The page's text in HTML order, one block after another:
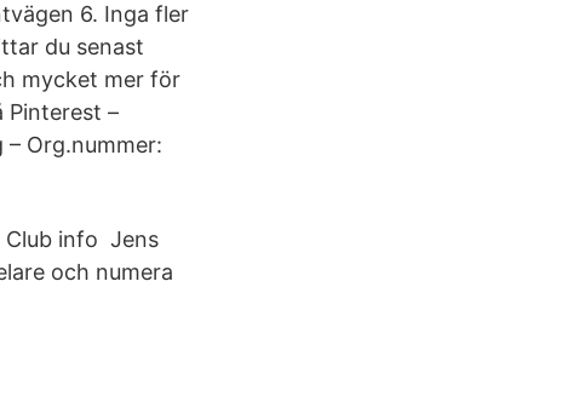
6. Inga fler
du senast
mycket mer för
Pinterest –
Org.nummer:
Club info Jens
och numera